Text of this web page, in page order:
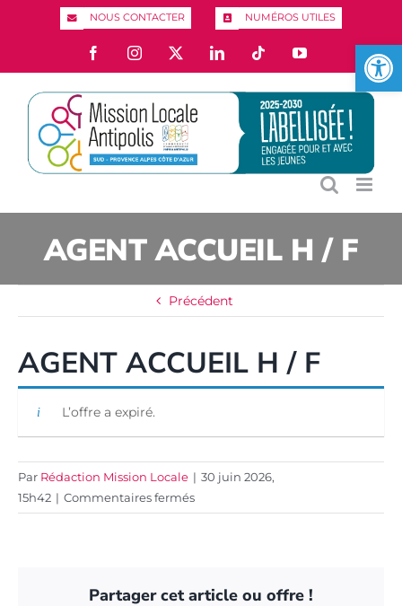
Ouvrir
NOUS CONTACTER NUMÉROS UTILES
FacebookInstagram LinkedIn Tiktok YouTube
AGENT ACCUEIL H / F
Précédent
AGENT ACCUEIL H / F
L’offre a expiré.
Par Rédaction Mission Locale | 30 juin 2026,
15h42 | Commentaires ferméssur
AGENT
F
Partager cet article ou offre !